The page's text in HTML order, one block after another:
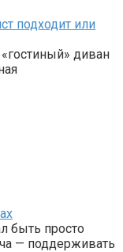
подходит или
диван
быть просто
— поддерживать